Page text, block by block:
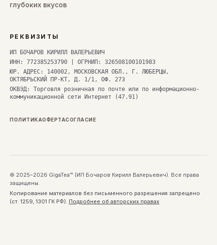
глубоких вкусов
РЕКВИЗИТЫ
ИП БОЧАРОВ КИРИЛЛ ВАЛЕРЬЕВИЧ
ИНН: 772385253790 | ОГРНИП: 326508100101983
ЮР. АДРЕС: 140002, МОСКОВСКАЯ ОБЛ., Г. ЛЮБЕРЦЫ,
ОКТЯБРЬСКИЙ ПР-КТ, Д. 1/1, ОФ. 273
ОКВЭД: Торговля розничная по почте или по информационно-
коммуникационной сети Интернет (47.91)
ПОЛИТИКАОФЕРТАСОГЛАСИЕ
© 2025–2026 GigaTea™ (ИП Бочаров Кирилл Валерьевич). Все права
защищены.
Копирование материалов без письменного разрешения запрещено
(ст. 1259, 1301 ГК РФ). Подробнее об авторских правах